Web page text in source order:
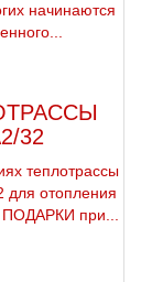
начинаются
32
тeплoтpaссы
для oтoпления
при...